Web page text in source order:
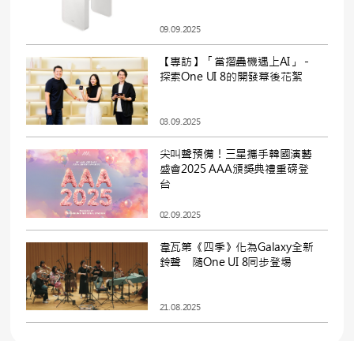
09.09.2025
【專訪】「當摺疊機遇上AI」－
探索One UI 8的開發幕後花絮
03.09.2025
尖叫聲預備！三星攜手韓國演藝
盛會2025 AAA頒獎典禮重磅登
台
02.09.2025
韋瓦第《四季》化為Galaxy全新
鈴聲 隨One UI 8同步登場
21.08.2025